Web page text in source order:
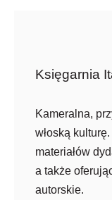
Księgarnia
Kameralna,
włoską
materiałów
a także
autorskie.